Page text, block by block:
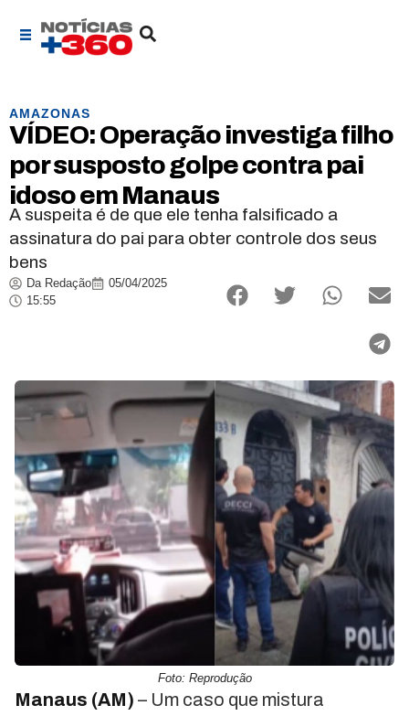
AMAZONAS
VÍDEO: Operação investiga filho
por susposto golpe contra pai
idoso em Manaus
A suspeita é de que ele tenha falsificado a
assinatura do pai para obter controle dos seus
bens
Da Redação
05/04/2025
15:55
Foto: Reprodução
Manaus (AM) – Um caso que mistura